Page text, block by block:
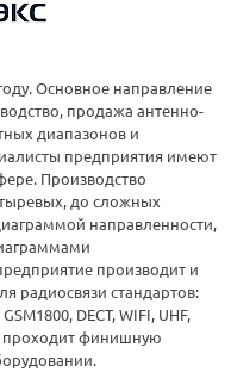
Основное направление
продажа антенно-
диапазонов и
предприятия имеют
Производство
до сложных
направленности,
производит и
радиосвязи стандартов:
DECT, WIFI, UHF,
проходит финишную